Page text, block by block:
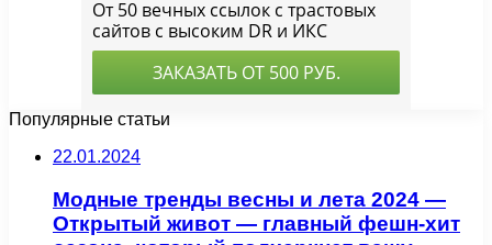
Популярные статьи
22.01.2024
Модные тренды весны и лета 2024 —
Открытый живот — главный фешн-хит